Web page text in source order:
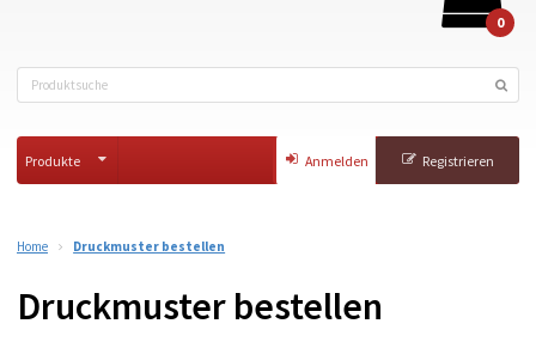
0
Produkte Anmelden Registrieren
Home Druckmuster bestellen
Druckmuster bestellen